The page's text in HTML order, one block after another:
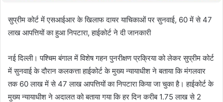
सुप्रीम कोर्ट में एसआईआर के खिलाफ दायर याचिकाओं पर सुनवाई, 60 में से 47
लाख आपत्तियों का हुआ निपटारा, हाईकोर्ट ने दी जानकारी
नई दिल्ली। पश्चिम बंगाल में विशेष गहन पुनरीक्षण प्रक्रिया को लेकर सुप्रीम कोर्ट
में सुनवाई के दौरान कलकत्ता हाईकोर्ट के मुख्य न्यायाधीश ने बताया कि मंगलवार
तक 60 लाख में से 47 लाख आपत्तियों का निपटारा किया जा चुका है। हाईकोर्ट के
मुख्य न्यायाधीश ने अदालत को बताया गया कि हर दिन करीब 1.75 लाख से 2